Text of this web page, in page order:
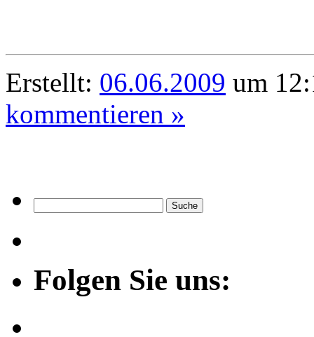
Erstellt: 06.06.2009 um
kommentieren »
Folgen Sie uns: